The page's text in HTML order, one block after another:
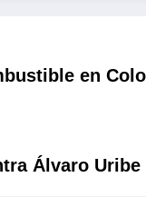
en
Álvaro Uribe